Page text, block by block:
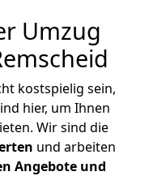
Umzug
kostspielig sein,
hier, um Ihnen
Wir sind die
und arbeiten
Angebote und